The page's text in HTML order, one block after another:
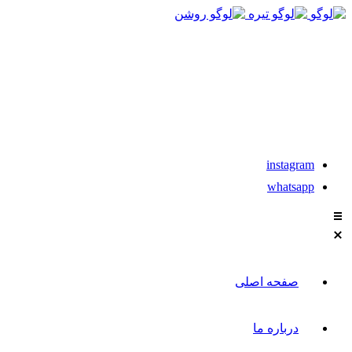
instagram
whatsapp
صفحه اصلی
درباره ما